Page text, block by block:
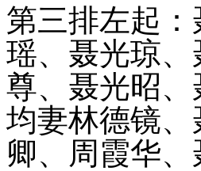
第三排左起
瑶、聂光琼
尊、聂光昭
均妻林德镜
卿、周霞华、